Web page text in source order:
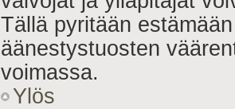
Tällä pyritään
äänestystuosten
voimassa.
Ylös